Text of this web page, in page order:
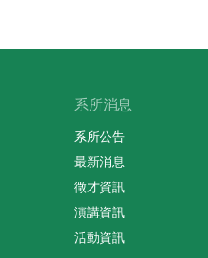
系所消息
系所公告
最新消息
徵才資訊
演講資訊
活動資訊